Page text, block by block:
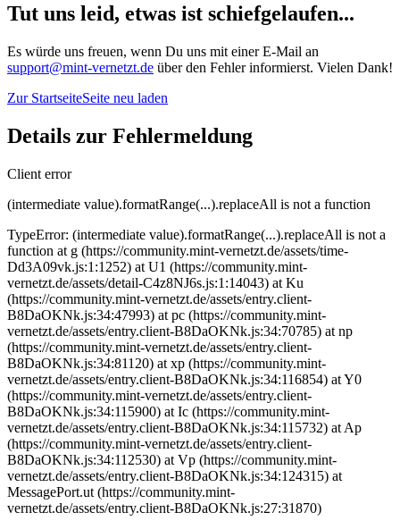
Tut uns leid, etwas ist schiefgelaufen...
Es würde uns freuen, wenn Du uns mit einer E-Mail an
support@mint-vernetzt.de über den Fehler informierst. Vielen Dank!
Zur StartseiteSeite neu laden
Details zur Fehlermeldung
Client error
(intermediate value).formatRange(...).replaceAll is not a function
TypeError: (intermediate value).formatRange(...).replaceAll is not a
function at g (https://community.mint-vernetzt.de/assets/time-
Dd3A09vk.js:1:1252) at U1 (https://community.mint-
vernetzt.de/assets/detail-C4z8NJ6s.js:1:14043) at Ku
(https://community.mint-vernetzt.de/assets/entry.client-
B8DaOKNk.js:34:47993) at pc (https://community.mint-
vernetzt.de/assets/entry.client-B8DaOKNk.js:34:70785) at np
(https://community.mint-vernetzt.de/assets/entry.client-
B8DaOKNk.js:34:81120) at xp (https://community.mint-
vernetzt.de/assets/entry.client-B8DaOKNk.js:34:116854) at Y0
(https://community.mint-vernetzt.de/assets/entry.client-
B8DaOKNk.js:34:115900) at Ic (https://community.mint-
vernetzt.de/assets/entry.client-B8DaOKNk.js:34:115732) at Ap
(https://community.mint-vernetzt.de/assets/entry.client-
B8DaOKNk.js:34:112530) at Vp (https://community.mint-
vernetzt.de/assets/entry.client-B8DaOKNk.js:34:124315) at
MessagePort.ut (https://community.mint-
vernetzt.de/assets/entry.client-B8DaOKNk.js:27:31870)